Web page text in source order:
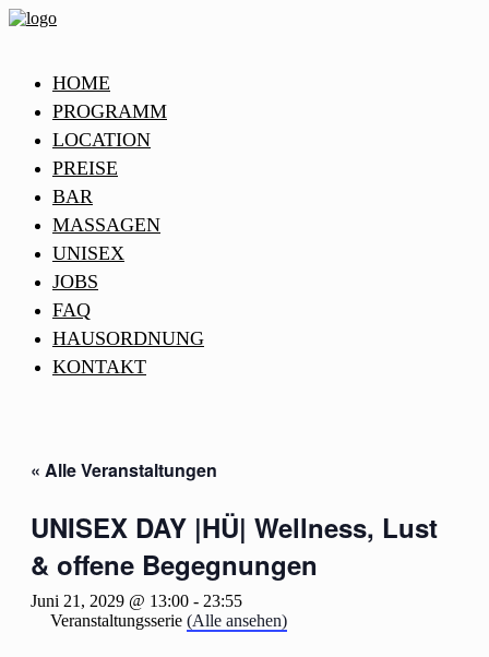
HOME
PROGRAMM
LOCATION
PREISE
BAR
MASSAGEN
UNISEX
JOBS
FAQ
HAUSORDNUNG
KONTAKT
« Alle Veranstaltungen
UNISEX DAY |HÜ| Wellness, Lust
& offene Begegnungen
Juni 21, 2029 @ 13:00 - 23:55
Veranstaltungsserie (Alle ansehen)